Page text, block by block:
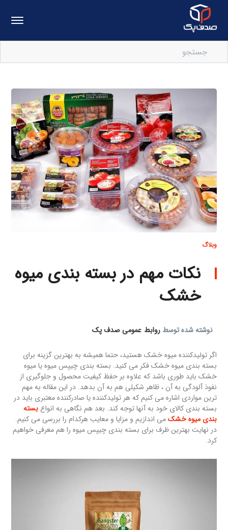
وبلاگ
نکات مهم در بسته بندی میوه
خشک
نوشته شده توسطروابط عمومی صدف پک
اگر تولیدکننده میوه خشک هستید، حتما همیشه به بهترین گزینه برای
بسته بندی میوه خشک فکر می کنید. بسته بندی چیپس میوه یا میوه
خشک باید طوری باشد که علاوه بر حفظ کیفیت محصول و جلوگیری از
نفوذ آلودگی به آن ، ظاهر شکیلی هم به آن بدهد. در این مقاله به مهم
ترین مواردی اشاره می کنیم که هر تولیدکننده یا صادرکننده معتبری باید در
بسته بندی کالای خود به آنها توجه کند. بعد هم نگاهی به انواعبسته
بندی میوه خشکمی اندازیم و مزایا و معایب هرکدام را بررسی می کنیم.
در نهایت بهترین ظرف برای بسته بندی چیپس میوه را هم معرفی خواهیم
کرد.